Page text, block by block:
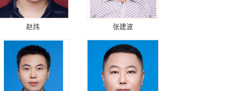
赵炜 张建波